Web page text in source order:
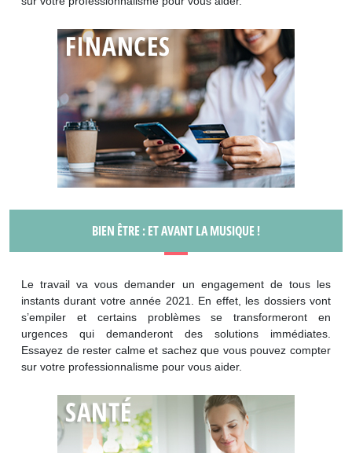
BIEN ÊTRE : ET AVANT LA MUSIQUE !
Le travail va vous demander un engagement de tous les
instants durant votre année 2021. En effet, les dossiers vont
s’empiler et certains problèmes se transformeront en
urgences qui demanderont des solutions immédiates.
Essayez de rester calme et sachez que vous pouvez compter
sur votre professionnalisme pour vous aider.